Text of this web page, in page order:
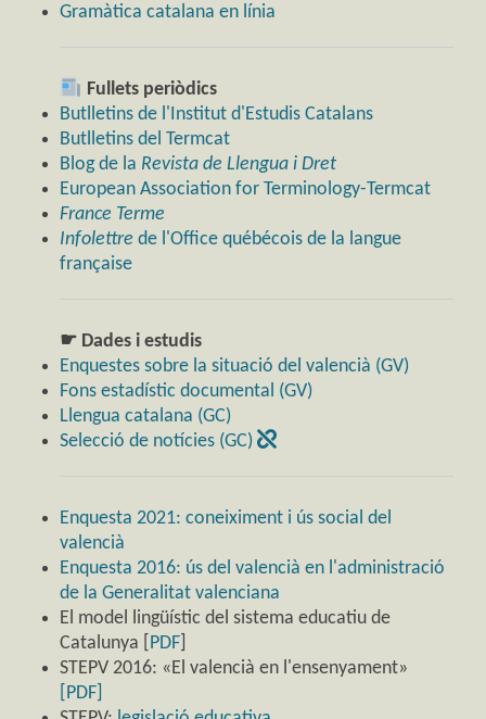
Gramàtica catalana en línia
Fullets periòdics
Butlletins de l'Institut d'Estudis Catalans
Butlletins del Termcat
Blog de la Revista de Llengua i Dret
European Association for Terminology-Termcat
France Terme
Infolettre de l'Office québécois de la langue
française
☛ Dades i estudis
Enquestes sobre la situació del valencià (GV)
Fons estadístic documental (GV)
Llengua catalana (GC)
Selecció de notícies (GC)
Enquesta 2021: coneiximent i ús social del
valencià
Enquesta 2016: ús del valencià en l'administració
de la Generalitat valenciana
El model lingüístic del sistema educatiu de
Catalunya [ PDF
STEPV 2016: «El valencià en l'ensenyament»
[PDF]